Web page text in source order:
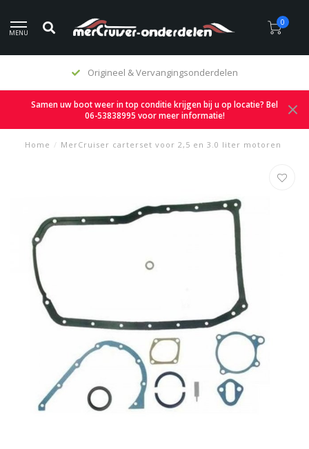
MENU
0
Origineel & Vervangingsonderdelen
Samen uw boot weer in top conditie krijgen bij u op locatie? Bel
06-53838995 voor meer informatie!
Home / MerCruiser carterset voor 2,5 en 3.0 liter motoren